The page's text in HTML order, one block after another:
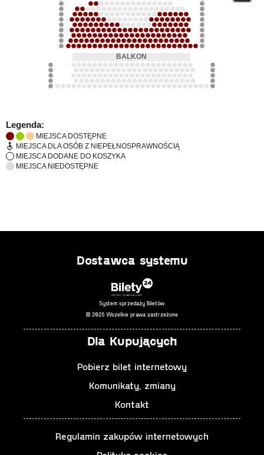
Legenda:
MIEJSCA DOSTĘPNE
MIEJSCA DLA OSÓB Z NIEPEŁNOSPRAWNOŚCIĄ
MIEJSCA DODANE DO KOSZYKA
MIEJSCA NIEDOSTĘPNE
Dostawca systemu
System sprzedaży Biletów
© 2025 Wszelkie prawa zastrzeżone
Dla Kupujących
Pobierz bilet internetowy
Komunikaty, zmiany
Kontakt
Regulamin zakupów internetowych